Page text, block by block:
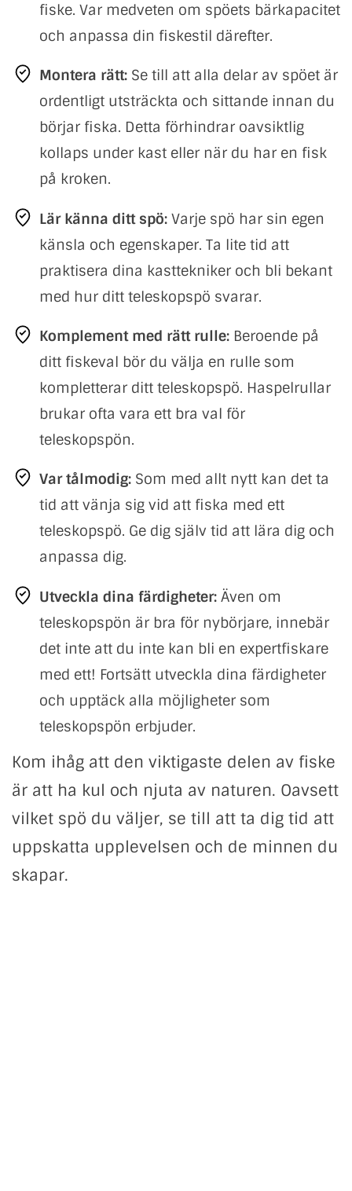
fiske. Var medveten om spöets bärkapacitet
och anpassa din fiskestil därefter.
Montera rätt: Se till att alla delar av spöet är
ordentligt utsträckta och sittande innan du
börjar fiska. Detta förhindrar oavsiktlig
kollaps under kast eller när du har en fisk
på kroken.
Lär känna ditt spö: Varje spö har sin egen
känsla och egenskaper. Ta lite tid att
praktisera dina kasttekniker och bli bekant
med hur ditt teleskopspö svarar.
Komplement med rätt rulle: Beroende på
ditt fiskeval bör du välja en rulle som
kompletterar ditt teleskopspö. Haspelrullar
brukar ofta vara ett bra val för
teleskopspön.
Var tålmodig: Som med allt nytt kan det ta
tid att vänja sig vid att fiska med ett
teleskopspö. Ge dig själv tid att lära dig och
anpassa dig.
Utveckla dina färdigheter: Även om
teleskopspön är bra för nybörjare, innebär
det inte att du inte kan bli en expertfiskare
med ett! Fortsätt utveckla dina färdigheter
och upptäck alla möjligheter som
teleskopspön erbjuder.
Kom ihåg att den viktigaste delen av fiske
är att ha kul och njuta av naturen. Oavsett
vilket spö du väljer, se till att ta dig tid att
uppskatta upplevelsen och de minnen du
skapar.